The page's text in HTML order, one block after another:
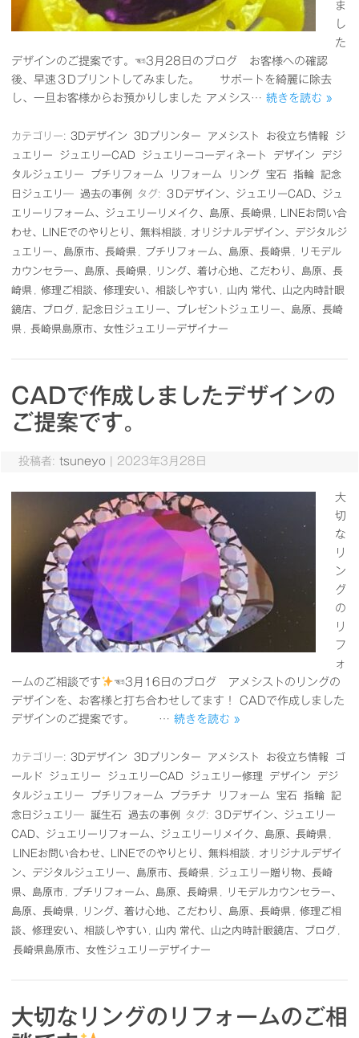
ま
し
た
デザインのご提案です。☜3月28日のブログ お客様への確認
後、早速３Dプリントしてみました。 サポートを綺麗に除去
し、一旦お客様からお預かりしました アメシス… 続きを読む »
カテゴリー: 3Dデザイン 3Dプリンター アメシスト お役立ち情報
ジ
ュエリー
ジュエリーCAD ジュエリーコーディネート デザイン
デジ
タルジュエリー
プチリフォーム リフォーム リング 宝石 指輪
記念
日ジュエリ―
過去の事例 タグ:
３Dデザイン、ジュエリーCAD、ジュ
エリーリフォーム、ジュエリーリメイク、島原、長崎県
LINEお問い合
わせ、LINEでのやりとり、無料相談
オリジナルデザイン、デジタルジ
ュエリー、島原市、長崎県
プチリフォーム、島原、長崎県
リモデル
カウンセラー、島原、長崎県
リング、着け心地、こだわり、島原、長
崎県
修理ご相談、修理安い、相談しやすい
山内 常代、山之内時計眼
鏡店、ブログ
記念日ジュエリー、プレゼントジュエリー、島原、長崎
県
長崎県島原市、女性ジュエリーデザイナー
CADで作成しましたデザインの
ご提案です。
投稿者: tsuneyo 2023年3月28日
大
切
な
リ
ン
グ
の
リ
フ
ォ
ームのご相談です
☜3月16日のブログ アメシストのリングの
デザインを、お客様と打ち合わせしてます！ CADで作成しました
デザインのご提案です。 … 続きを読む »
カテゴリー: 3Dデザイン 3Dプリンター アメシスト お役立ち情報
ゴ
ールド
ジュエリー ジュエリーCAD ジュエリー修理 デザイン
デジ
タルジュエリー
プチリフォーム プラチナ リフォーム 宝石 指輪
記
念日ジュエリ―
誕生石 過去の事例 タグ:
３Dデザイン、ジュエリー
CAD、ジュエリーリフォーム、ジュエリーリメイク、島原、長崎県
LINEお問い合わせ、LINEでのやりとり、無料相談
オリジナルデザイ
ン、デジタルジュエリー、島原市、長崎県
ジュエリー贈り物、長崎
県、島原市
プチリフォーム、島原、長崎県
リモデルカウンセラー、
島原、長崎県
リング、着け心地、こだわり、島原、長崎県
修理ご相
談、修理安い、相談しやすい
山内 常代、山之内時計眼鏡店、ブログ
長崎県島原市、女性ジュエリーデザイナー
大切なリングのリフォームのご相